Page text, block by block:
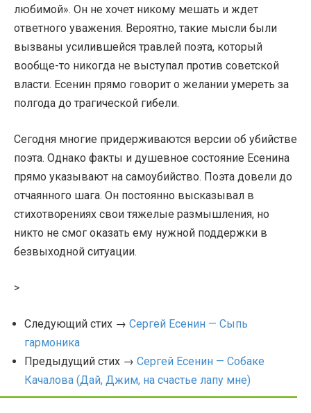
любимой». Он не хочет никому мешать и ждет
ответного уважения. Вероятно, такие мысли были
вызваны усилившейся травлей поэта, который
вообще-то никогда не выступал против советской
власти. Есенин прямо говорит о желании умереть за
полгода до трагической гибели.
Сегодня многие придерживаются версии об убийстве
поэта. Однако факты и душевное состояние Есенина
прямо указывают на самоубийство. Поэта довели до
отчаянного шага. Он постоянно высказывал в
стихотворениях свои тяжелые размышления, но
никто не смог оказать ему нужной поддержки в
безвыходной ситуации.
>
Следующий стих → Сергей Есенин — Сыпь
гармоника
Предыдущий стих → Сергей Есенин — Собаке
Качалова (Дай, Джим, на счастье лапу мне)